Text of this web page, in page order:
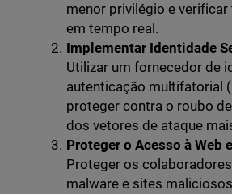
menor privilégio e
em tempo real.
Implementar Identidade
Utilizar um fornecedor de
autenticação multifatorial
proteger contra o roubo
dos vetores de ataque
Proteger o Acesso à Web
Proteger os
malware e sites